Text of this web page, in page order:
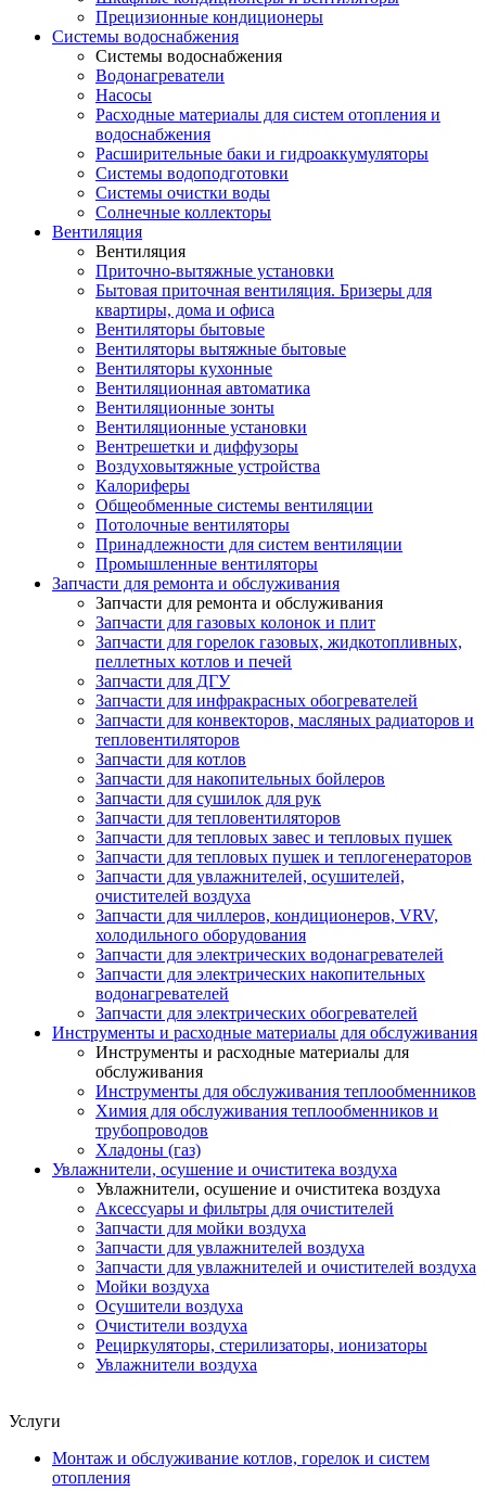
Прецизионные кондиционеры
Системы водоснабжения
Системы водоснабжения
Водонагреватели
Насосы
Расходные материалы для систем отопления и
водоснабжения
Расширительные баки и гидроаккумуляторы
Системы водоподготовки
Системы очистки воды
Солнечные коллекторы
Вентиляция
Вентиляция
Приточно-вытяжные установки
Бытовая приточная вентиляция. Бризеры для
квартиры, дома и офиса
Вентиляторы бытовые
Вентиляторы вытяжные бытовые
Вентиляторы кухонные
Вентиляционная автоматика
Вентиляционные зонты
Вентиляционные установки
Вентрешетки и диффузоры
Воздуховытяжные устройства
Калориферы
Общеобменные системы вентиляции
Потолочные вентиляторы
Принадлежности для систем вентиляции
Промышленные вентиляторы
Запчасти для ремонта и обслуживания
Запчасти для ремонта и обслуживания
Запчасти для газовых колонок и плит
Запчасти для горелок газовых, жидкотопливных,
пеллетных котлов и печей
Запчасти для ДГУ
Запчасти для инфракрасных обогревателей
Запчасти для конвекторов, масляных радиаторов и
тепловентиляторов
Запчасти для котлов
Запчасти для накопительных бойлеров
Запчасти для сушилок для рук
Запчасти для тепловентиляторов
Запчасти для тепловых завес и тепловых пушек
Запчасти для тепловых пушек и теплогенераторов
Запчасти для увлажнителей, осушителей,
очистителей воздуха
Запчасти для чиллеров, кондиционеров, VRV,
холодильного оборудования
Запчасти для электрических водонагревателей
Запчасти для электрических накопительных
водонагревателей
Запчасти для электрических обогревателей
Инструменты и расходные материалы для обслуживания
Инструменты и расходные материалы для
обслуживания
Инструменты для обслуживания теплообменников
Химия для обслуживания теплообменников и
трубопроводов
Хладоны (газ)
Увлажнители, осушение и очиститека воздуха
Увлажнители, осушение и очиститека воздуха
Аксессуары и фильтры для очистителей
Запчасти для мойки воздуха
Запчасти для увлажнителей воздуха
Запчасти для увлажнителей и очистителей воздуха
Мойки воздуха
Осушители воздуха
Очистители воздуха
Рециркуляторы, стерилизаторы, ионизаторы
Увлажнители воздуха
Услуги
Монтаж и обслуживание котлов, горелок и систем
отопления